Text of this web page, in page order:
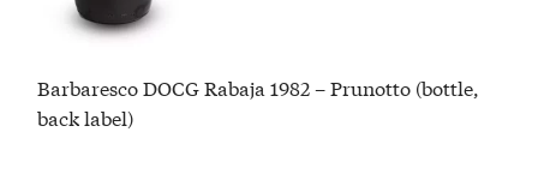
Barbaresco DOCG Rabaja 1982 – Prunotto (bottle,
back label)